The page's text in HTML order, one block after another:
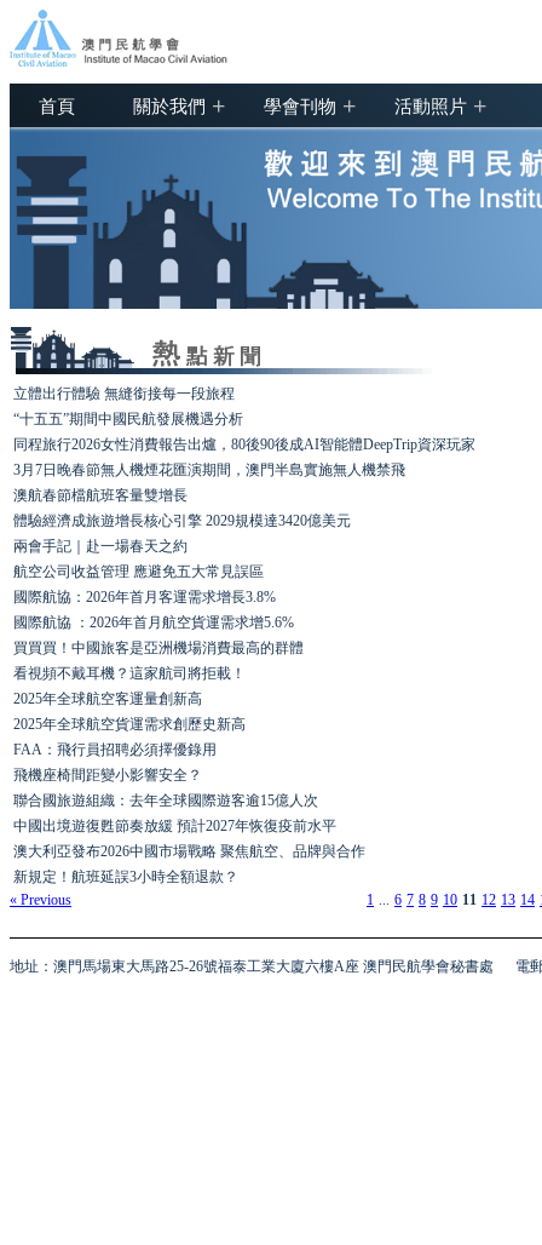
首頁 關於我們 + 學會刊物 + 活動照片 +
立體出行體驗 無縫銜接每一段旅程
“十五五”期間中國民航發展機遇分析
同程旅行2026女性消費報告出爐，80後90後成AI智能體DeepTrip資深玩家
3月7日晚春節無人機煙花匯演期間，澳門半島實施無人機禁飛
澳航春節檔航班客量雙增長
體驗經濟成旅遊增長核心引擎 2029規模達3420億美元
兩會手記｜赴一場春天之約
航空公司收益管理 應避免五大常見誤區
國際航協：2026年首月客運需求增長3.8%
國際航協 ：2026年首月航空貨運需求增5.6%
買買買！中國旅客是亞洲機場消費最高的群體
看視頻不戴耳機？這家航司將拒載！
2025年全球航空客運量創新高
2025年全球航空貨運需求創歷史新高
FAA：飛行員招聘必須擇優錄用
飛機座椅間距變小影響安全？
聯合國旅遊組織：去年全球國際遊客逾15億人次
中國出境遊復甦節奏放緩 預計2027年恢復疫前水平
澳大利亞發布2026中國市場戰略 聚焦航空、品牌與合作
新規定！航班延誤3小時全額退款？
« Previous
1 ... 6 7 8 9 10 11 12 13 14
地址：澳門馬場東大馬路25-26號福泰工業大廈六樓A座 澳門民航學會秘書處 電